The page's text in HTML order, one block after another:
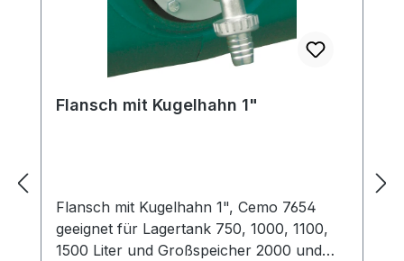
Flansch mit Kugelhahn 1"
Flansch mit Kugelhahn 1", Cemo 7654
geeignet für Lagertank 750, 1000, 1100,
1500 Liter und Großspeicher 2000 und